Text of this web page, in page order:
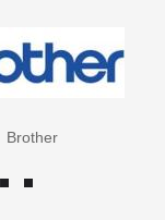
Brother